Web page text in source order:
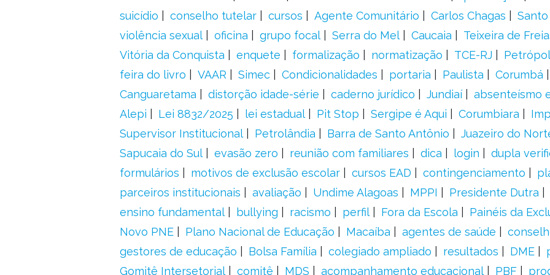
suicídio
conselho tutelar cursos Agente Comunitário Carlos Chagas
violência sexual
oficina grupo focal Serra do Mel Caucaia
Teixeira de
Vitória da Conquista
enquete formalização normatização TCE-RJ
feira do livro
VAAR Simec Condicionalidades portaria Paulista
Corumbá
Canguaretama
distorção idade-série caderno jurídico Jundiaí
absenteísmo
Alepi
Lei 8832/2025 lei estadual Pit Stop Sergipe é Aqui Corumbiara
Supervisor Institucional
Petrolândia Barra de Santo Antônio
Juazeiro do
Sapucaia do Sul
evasão zero reunião com familiares dica login
dupla
formulários
motivos de exclusão escolar cursos EAD contingenciamento
parceiros institucionais
avaliação Undime Alagoas MPPI
Presidente Dutra
ensino fundamental
bullying racismo perfil Fora da Escola
Painéis da
Novo PNE
Plano Nacional de Educação Macaíba agentes de saúde
gestores de educação
Bolsa Família colegiado ampliado resultados DME
Gomitê Intersetorial
comitê MDS acompanhamento educacional PBF